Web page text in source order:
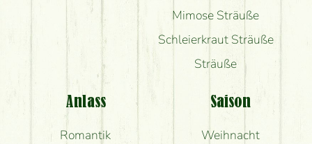
Mimose Sträuße
Schleierkraut Sträuße
Sträuße
Anlass
Romantik
Saison
Weihnacht